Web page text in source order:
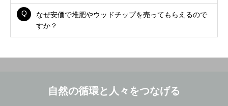
なぜ安価で堆肥やウッドチップを売ってもらえるので
すか？
自然の循環と人々をつなげる